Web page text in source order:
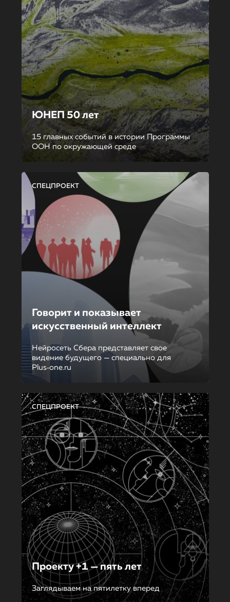
ЮНЕП 50 лет
15 главных событий в истории Программы
ООН по окружающей среде
СПЕЦПРОЕКТ
Говорит и показывает
искусственный интеллект
Нейросеть Сбера представляет свое
видение будущего — специально для
Plus‑one.ru
СПЕЦПРОЕКТ
Проекту +1 — пять лет
Заглядываем на пятилетку вперед